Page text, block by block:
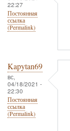
22:27
Постоянная
ссылка
(Permalink)
Kapytan69
вс,
04/18/2021 -
22:30
Постоянная
ссылка
(Permalink)